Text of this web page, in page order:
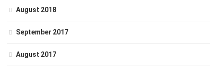
August 2018
September 2017
August 2017